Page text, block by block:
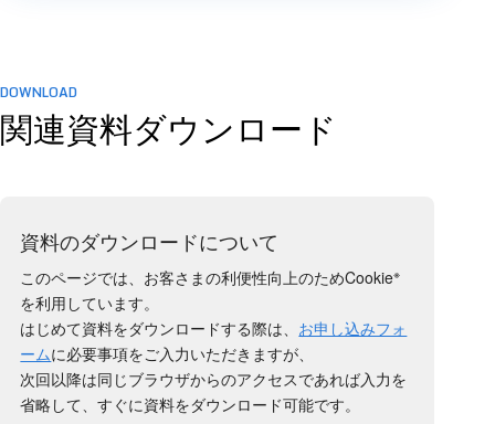
DOWNLOAD
関連資料ダウンロード
資料のダウンロードについて
このページでは、お客さまの利便性向上のためCookie※
を利用しています。
はじめて資料をダウンロードする際は、 お申し込みフォ
ームに必要事項をご入力いただきますが、
次回以降は同じブラウザからのアクセスであれば入力を
省略して、すぐに資料をダウンロード可能です。